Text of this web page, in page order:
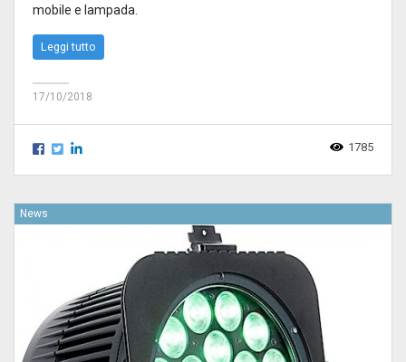
mobile e lampada.
Leggi tutto
17/10/2018
1785
News